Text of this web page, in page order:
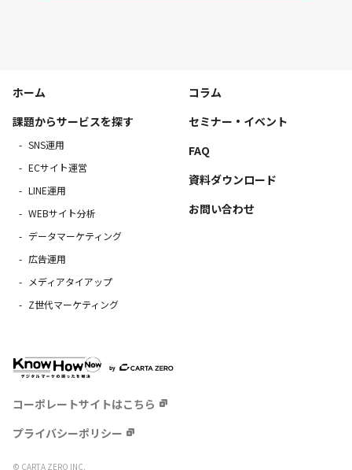
ホーム
課題からサービスを探す
SNS運用
ECサイト運営
LINE運用
WEBサイト分析
データマーケティング
広告運用
メディアタイアップ
Z世代マーケティング
コラム
セミナー・イベント
FAQ
資料ダウンロード
お問い合わせ
コーポレートサイトはこちら
プライバシーポリシー
© CARTA ZERO INC.